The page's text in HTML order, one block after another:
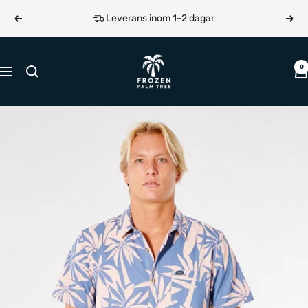
innehållet
Föregående Leverans inom 1–2 dagar
Navigering
Frozen
Palm
Tree
0